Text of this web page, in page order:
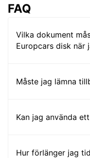
FAQ
Vilka dokument
Europcars disk när
Måste jag lämna
Kan jag använda
Hur förlänger jag